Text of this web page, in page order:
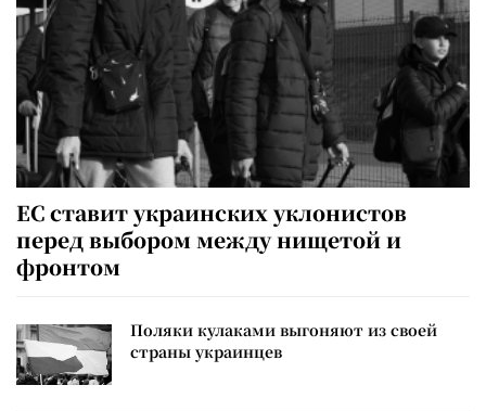
ЕС ставит украинских уклонистов
перед выбором между нищетой и
фронтом
Поляки кулаками выгоняют из своей
страны украинцев